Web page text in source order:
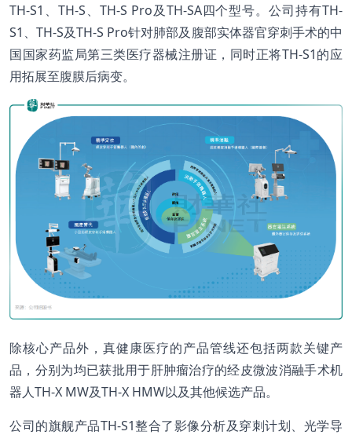
TH-S1、TH-S、TH-S Pro及TH-SA四个型号。公司持有TH-
S1、TH-S及TH-S Pro针对肺部及腹部实体器官穿刺手术的中
国国家药监局第三类医疗器械注册证，同时正将TH-S1的应
用拓展至腹膜后病变。
除核心产品外，真健康医疗的产品管线还包括两款关键产
品，分别为均已获批用于肝肿瘤治疗的经皮微波消融手术机
器人TH-X MW及TH-X HMW以及其他候选产品。
公司的旗舰产品TH-S1整合了影像分析及穿刺计划、光学导